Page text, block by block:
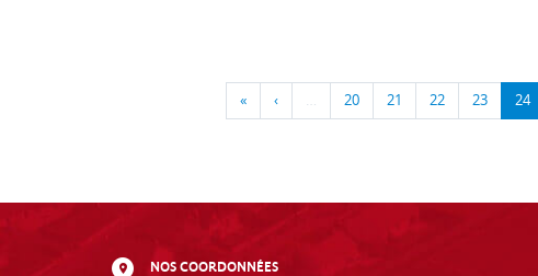
« ‹ … 20 21 22 23 24
NOS COORDONNÉES